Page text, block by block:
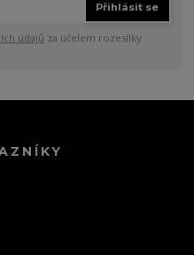
Přihlásit se
údajů za účelem rozesílky